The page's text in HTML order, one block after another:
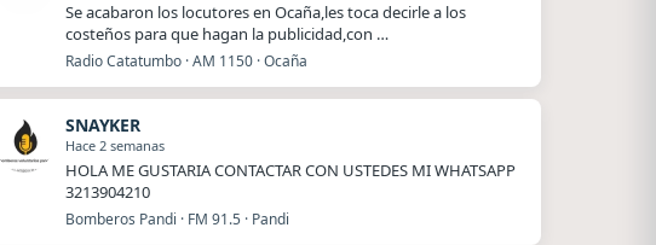
Se acabaron los locutores en Ocaña,les toca decirle a los
costeños para que hagan la publicidad,con …
Radio Catatumbo · AM 1150 · Ocaña
SNAYKER
Hace 2 semanas
HOLA ME GUSTARIA CONTACTAR CON USTEDES MI WHATSAPP
3213904210
Bomberos Pandi · FM 91.5 · Pandi